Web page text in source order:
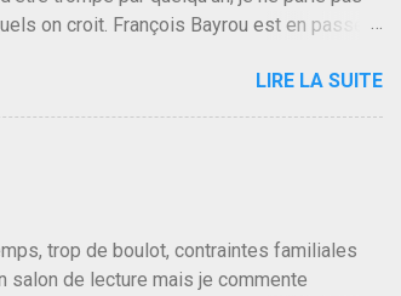
on croit. François Bayrou est en passe
que de Hollande, sinon il serait candidat
discours critiques presque sincères
des américains en Normandie. Bayrou
LIRE LA SUITE
trop de boulot, contraintes familiales
salon de lecture mais je commente